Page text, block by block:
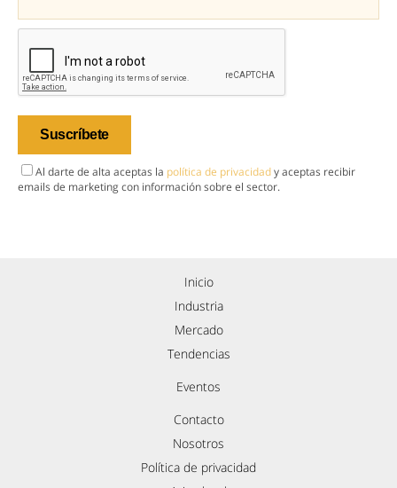
Al darte de alta aceptas la política de privacidady aceptas recibir
emails de marketing con información sobre el sector.
Inicio
Industria
Mercado
Tendencias
Eventos
Contacto
Nosotros
Política de privacidad